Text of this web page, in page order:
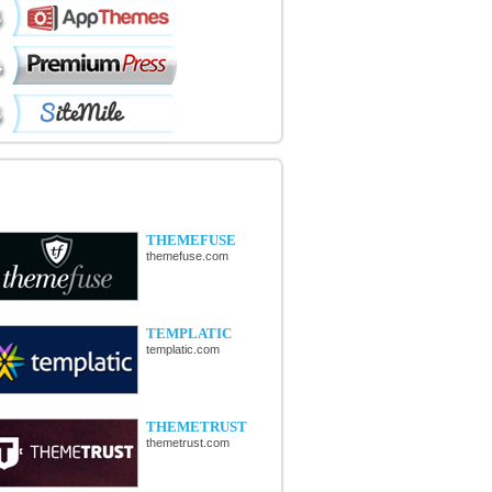
THEMEFUSE
themefuse.com
TEMPLATIC
templatic.com
THEMETRUST
themetrust.com